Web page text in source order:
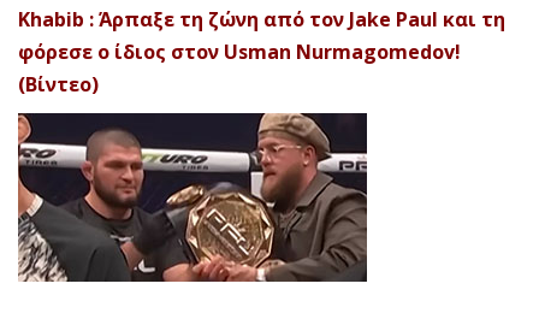
Khabib : Άρπαξε τη ζώνη από τον Jake Paul και τη
φόρεσε ο ίδιος στον Usman Nurmagomedov!
(Βίντεο)